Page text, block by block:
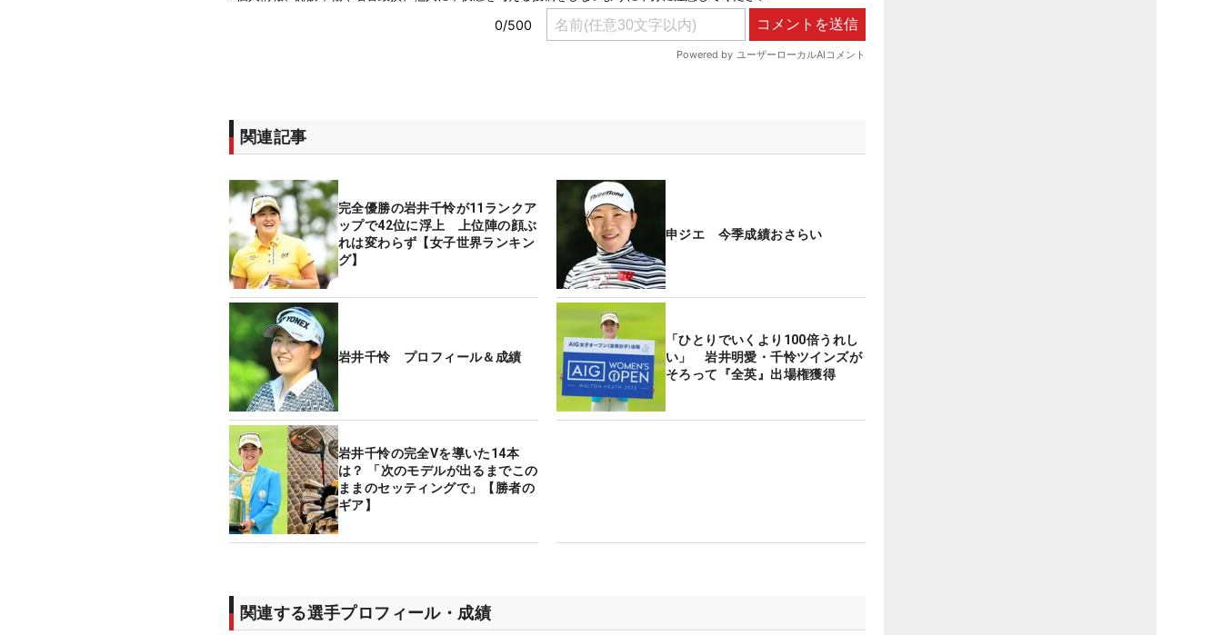
関連記事
完全優勝の岩井千怜が11ランクア
ップで42位に浮上 上位陣の顔ぶ
れは変わらず【女子世界ランキン
グ】
申ジエ 今季成績おさらい
岩井千怜 プロフィール＆成績
「ひとりでいくより100倍うれし
い」 岩井明愛・千怜ツインズが
そろって『全英』出場権獲得
岩井千怜の完全Vを導いた14本
は？ 「次のモデルが出るまでこの
ままのセッティングで」【勝者の
ギア】
関連する選手プロフィール・成績